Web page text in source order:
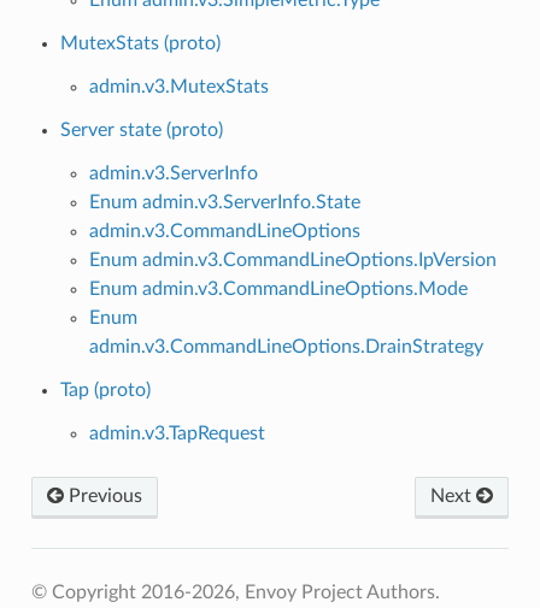
MutexStats (proto)
admin.v3.MutexStats
Server state (proto)
admin.v3.ServerInfo
Enum admin.v3.ServerInfo.State
admin.v3.CommandLineOptions
Enum admin.v3.CommandLineOptions.IpVersion
Enum admin.v3.CommandLineOptions.Mode
Enum
admin.v3.CommandLineOptions.DrainStrategy
Tap (proto)
admin.v3.TapRequest
Previous Next
© Copyright 2016-2026, Envoy Project Authors.